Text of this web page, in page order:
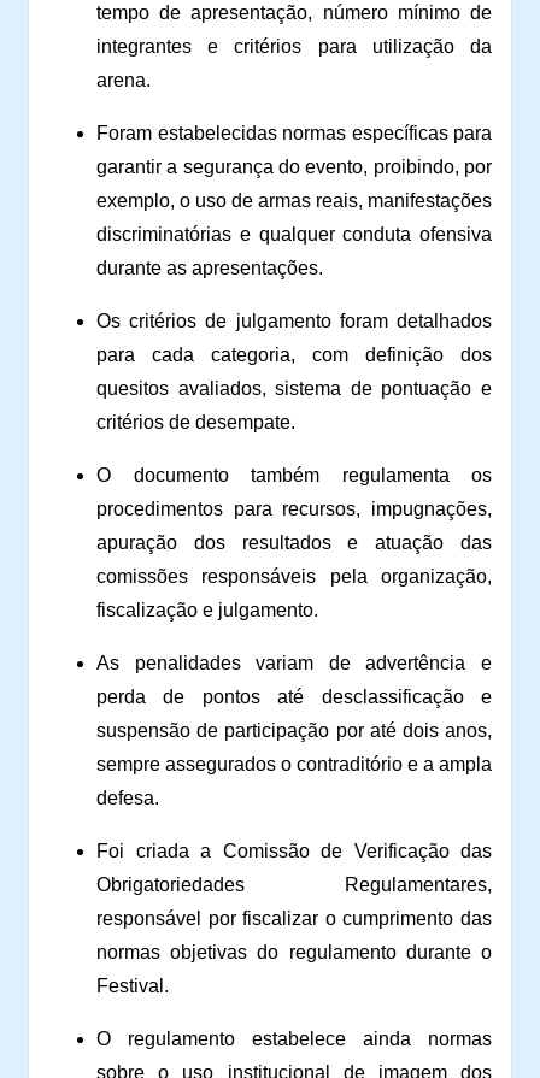
tempo de apresentação, número mínimo de
integrantes e critérios para utilização da
arena.
Foram estabelecidas normas específicas para
garantir a segurança do evento, proibindo, por
exemplo, o uso de armas reais, manifestações
discriminatórias e qualquer conduta ofensiva
durante as apresentações.
Os critérios de julgamento foram detalhados
para cada categoria, com definição dos
quesitos avaliados, sistema de pontuação e
critérios de desempate.
O documento também regulamenta os
procedimentos para recursos, impugnações,
apuração dos resultados e atuação das
comissões responsáveis pela organização,
fiscalização e julgamento.
As penalidades variam de advertência e
perda de pontos até desclassificação e
suspensão de participação por até dois anos,
sempre assegurados o contraditório e a ampla
defesa.
Foi criada a Comissão de Verificação das
Obrigatoriedades Regulamentares,
responsável por fiscalizar o cumprimento das
normas objetivas do regulamento durante o
Festival.
O regulamento estabelece ainda normas
sobre o uso institucional de imagem dos